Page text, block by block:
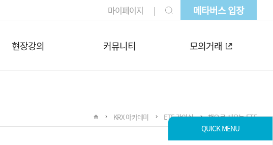
마이페이지 메타버스 입장
현장강의 커뮤니티 모의거래
QUICK MENU
KRX 아카데미 ETF 강의실 책으로 배우는 ETF